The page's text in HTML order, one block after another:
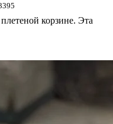
корзине. Эта